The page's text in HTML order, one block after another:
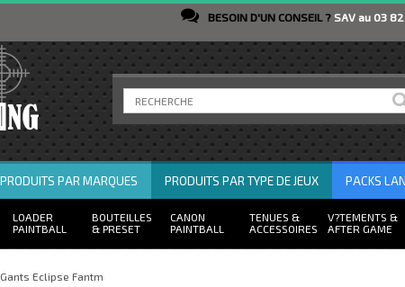
BESOIN D'UN CONSEIL ?SAV au 03
LOADER
PAINTBALL
BOUTEILLES
PRESET
CANON
PAINTBALL
TENUES
ACCESSOIRES
V?TEMENTS
AFTER GAME
PRODUITS PAR MARQUES PRODUITS PAR TYPE DE JEUX PACKS
Gants Eclipse Fantm